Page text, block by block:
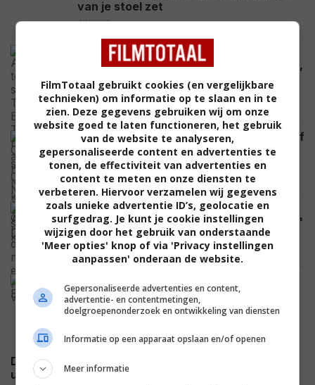
van je stoel zet
NIEUWS
Actieserie terug met seizoen 4, The Big
Bang Theory had andere hoofdpersoon,
Netflix komt met adaptatie scifi-
klassieker
NIEUWS
Nicolas Cage sloeg Christopher Nolan af
en hij denkt dat hij daarmee meer dan
een filmrol verloor
FEATURED
Dit zijn de 34 bevestigde acteurs in de
enorme cast van 'Avengers: Doomsday'
(tot nu toe)
NIEUWS
Day'? Dan raad ik je ook deze duistere
superheldenfilm aan
Disney+ pakt binnenkort uit met de derde film in de
uiterst succesvolle 'Camp Rock'-filmreeks
FilmTotaal gebruikt cookies (en vergelijkbare
technieken) om informatie op te slaan en in te
zien. Deze gegevens gebruiken wij om onze
website goed te laten functioneren, het gebruik
van de website te analyseren,
gepersonaliseerde content en advertenties te
tonen, de effectiviteit van advertenties en
content te meten en onze diensten te
verbeteren. Hiervoor verzamelen wij gegevens
zoals unieke advertentie ID’s, geolocatie en
surfgedrag. Je kunt je cookie instellingen
wijzigen door het gebruik van onderstaande
'Meer opties' knop of via 'Privacy instellingen
aanpassen' onderaan de website.
Gepersonaliseerde advertenties en content,
advertentie- en contentmetingen,
doelgroepenonderzoek en ontwikkeling van diensten
Informatie op een apparaat opslaan en/of openen
Meer informatie